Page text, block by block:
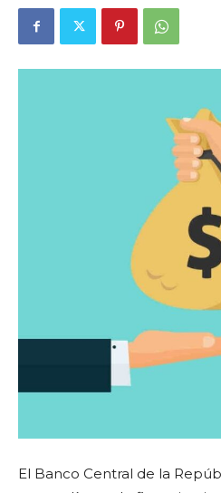
El Banco Central de la